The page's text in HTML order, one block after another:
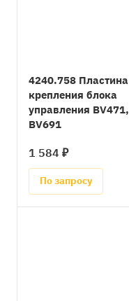
4240.758 Пластина
крепления блока
управления BV471,
BV691
1 584 ₽
По запросу